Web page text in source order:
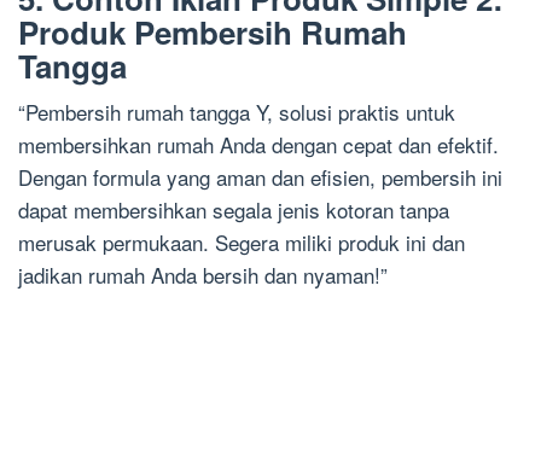
Produk Pembersih Rumah
Tangga
“Pembersih rumah tangga Y, solusi praktis untuk
membersihkan rumah Anda dengan cepat dan efektif.
Dengan formula yang aman dan efisien, pembersih ini
dapat membersihkan segala jenis kotoran tanpa
merusak permukaan. Segera miliki produk ini dan
jadikan rumah Anda bersih dan nyaman!”